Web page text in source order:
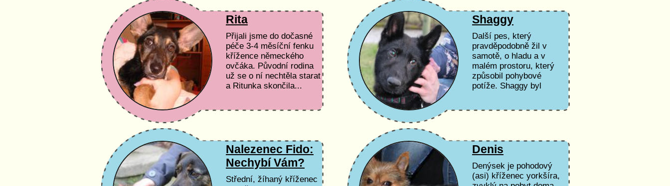
Rita
Přijali jsme do dočasné
péče 3-4 měsíční fenku
křížence německého
ovčáka. Původní rodina
už se o ní nechtěla starat
a Ritunka skončila...
Shaggy
Další pes, který
pravděpodobně žil v
samotě, o hladu a v
malém prostoru, který
způsobil pohybové
potíže. Shaggy byl
Nalezenec Fido:
Nechybí Vám?
Střední, žíhaný kříženec
Denis
Denýsek je pohodový
(asi) kříženec yorkšíra,